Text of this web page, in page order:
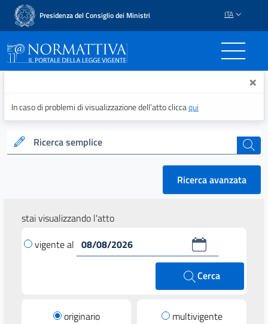
Presidenza del Consiglio dei Ministri ITA
Normattiva - Il portale ×
In caso di problemi di visualizzazione dell’atto cliccaqui
Ricerca semplice cerca
Ricerca avanzata
stai visualizzando l'atto
vigente al
Cerca
originario multivigente